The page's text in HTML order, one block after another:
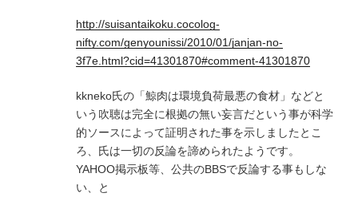
http://suisantaikoku.cocolog-
nifty.com/genyounissi/2010/01/janjan-no-
3f7e.html?cid=41301870#comment-41301870
kkneko氏の「鯨肉は環境負荷最悪の食材」などと
いう吹聴は完全に根拠の無い妄言だという事が科学
的ソースによって証明された事を示しましたとこ
ろ、氏は一切の反論を諦められたようです。
YAHOO掲示板等、公共のBBSで反論する事もしな
い、と